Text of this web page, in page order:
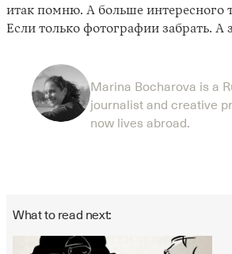
итак помню. А больше интересного
Если только фотографии забрать. А
Marina Bocharova is a
journalist and creative
now lives abroad.
What to read next: